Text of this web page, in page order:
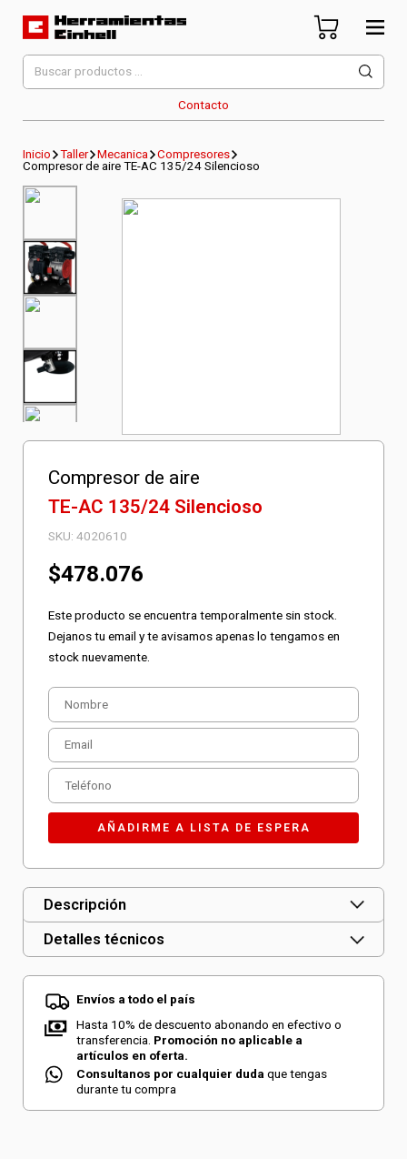
Herramientas Einhell
Distribuidor Oficial
Contacto
Buscar
por:
Inicio Taller Mecanica
Compresores
Compresor de aire TE-AC 135/24 Silencioso
Compresor de aire
TE-AC 135/24 Silencioso
SKU:4020610
$478.076
Este producto se encuentra temporalmente sin stock.
Dejanos tu email y te avisamos apenas lo tengamos en
stock nuevamente.
Descripción
Detalles técnicos
Envíos a todo el país
Hasta 10% de descuento abonando en efectivo o
transferencia. Promoción no aplicable a
artículos en oferta.
Consultanos por cualquier duda que tengas
durante tu compra